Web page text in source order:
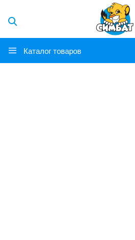
Каталог товаров